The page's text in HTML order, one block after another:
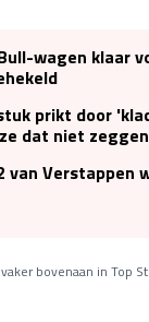
wagen klaar
prikt door
dat niet
van Verstappen
bovenaan in Top